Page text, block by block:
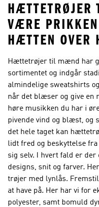
VÆRE
HÆTTEN OVER
Hættetrøjer til mænd har
sortimentet og indgår
almindelige sweatshirts
når det blæser og give en
høre musikken du har i
pivende vind og blæst, og
det hele taget kan
lidt fred og beskyttelse
sig selv. I hvert fald er
designs, snit og farver.
trøjer med lynlås.
at have på. Her har vi for
polyester, samt bomuld